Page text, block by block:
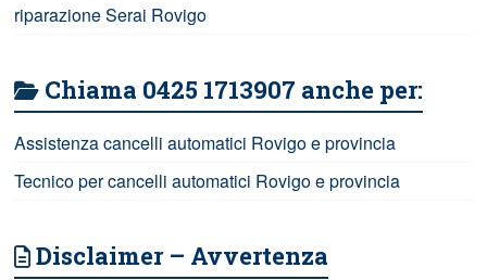
riparazione Serai Rovigo
Chiama 0425 1713907 anche per:
Assistenza cancelli automatici Rovigo e provincia
Tecnico per cancelli automatici Rovigo e provincia
Disclaimer – Avvertenza